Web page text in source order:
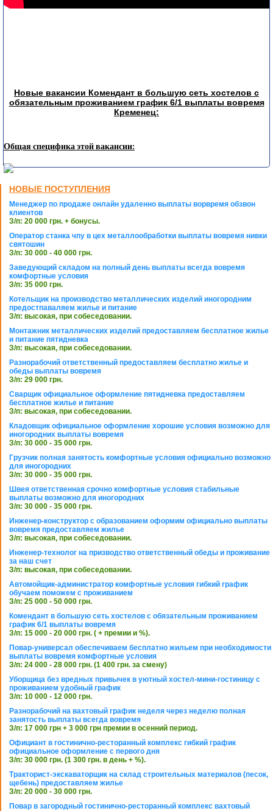
Новые вакансии Комендант в большую сеть хостелов с
обязательным проживанием график 6/1 выплаты вовремя
Кременец:
Общая специфика этой вакансии:
НОВЫЕ ПОСТУПЛЕНИЯ
Менеджер по продаже онлайн удаленно выплаты ворвремя обзвон
клиентов
З/п: 20 000 грн. + бонусы.
Оператор станка чпу в цех металлообработки выплаты вовремя нивки
святошин
З/п: 30 000 - 40 000 грн.
Заведующий складом на полный день выплаты всегда вовремя
комфортные условия
З/п: 35 000 грн.
Котельщик на производство металлических изделий иногородним
предостпаваляем жилье и питание
З/п: высокая, при собеседовании.
Монтажник металлических изделий предоставляем бесплатное жилье
и питание пятидневка
З/п: высокая, при собеседовании.
Разнорабочий ответственный предоставляем бесплатно жилье и
обеды выплаты вовремя
З/п: 29 000 грн.
Сварщик официальное оформление пятидневка предоставляем
бесплатное жилье и питание
З/п: высокая, при собеседовании.
Кладовщик официальное оформление хорошие условия возможно для
иногородних выплаты вовремя
З/п: 30 000 - 35 000 грн.
Грузчик полная занятость комфортные условия официально возможно
для иногородних
З/п: 30 000 - 35 000 грн.
Швея ответственная срочно комфортные условия стабильные
выплаты возможно для иногородних
З/п: 30 000 - 35 000 грн.
Инженер-конструктор с образованием оформим официально выплаты
вовремя предоставляем жилье
З/п: высокая, при собеседовании.
Инженер-технолог на призводство ответственный обеды и проживание
за наш счет
З/п: высокая, при собеседовании.
Автомойщик-администратор комфортные условия гибкий график
обучаем поможем с проживанием
З/п: 25 000 - 50 000 грн.
Комендант в большую сеть хостелов с обязательным проживанием
график 6/1 выплаты вовремя
З/п: 15 000 - 20 000 грн. ( + премии и %).
Повар-универсал обеспечиваем бесплатно жильем при необходимости
выплаты вовремя комфортные условия
З/п: 24 000 - 28 000 грн. (1 400 грн. за смену)
Уборщица без вредных привычек в уютный хостел-мини-гостиницу с
проживанием удобный график
З/п: 10 000 - 12 000 грн.
Разнорабочий на вахтовый график неделя через неделю полная
занятость выплаты всегда вовремя
З/п: 17 000 грн + 3 000 грн премии в осенний период.
Официант в гостинично-ресторанный комплекс гибкий график
официальное оформление с первого дня
З/п: 30 000 грн. (1 300 грн. в день + %).
Тракторист-экскаваторщик на склад строительных материалов (песок,
щебень) предоставляем жилье
З/п: 20 000 - 30 000 грн.
Повар в загородный гостинично-ресторанный комплекс вахтовый